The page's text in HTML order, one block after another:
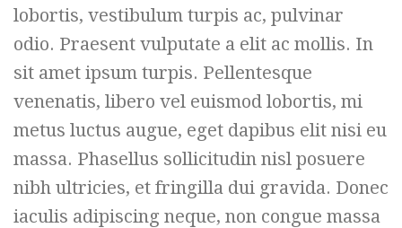
lobortis, vestibulum turpis ac, pulvinar
odio. Praesent vulputate a elit ac mollis. In
sit amet ipsum turpis. Pellentesque
venenatis, libero vel euismod lobortis, mi
metus luctus augue, eget dapibus elit nisi eu
massa. Phasellus sollicitudin nisl posuere
nibh ultricies, et fringilla dui gravida. Donec
iaculis adipiscing neque, non congue massa